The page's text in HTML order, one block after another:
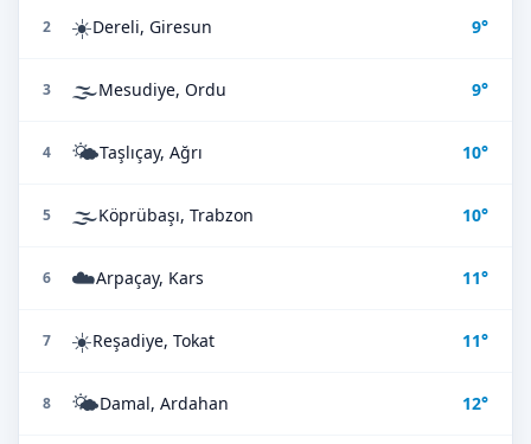
2 ☀️Dereli, Giresun 9°
3 🌫️Mesudiye, Ordu 9°
4 🌤️Taşlıçay, Ağrı 10°
5 🌫️Köprübaşı, Trabzon 10°
6 ☁️Arpaçay, Kars 11°
7 ☀️Reşadiye, Tokat 11°
8 🌤️Damal, Ardahan 12°